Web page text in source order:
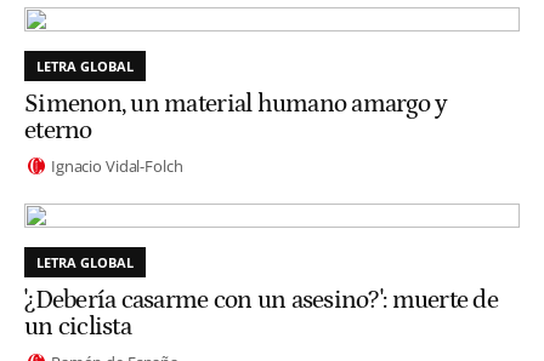
LETRA GLOBAL
Simenon, un material humano amargo y
eterno
Ignacio Vidal-Folch
LETRA GLOBAL
'¿Debería casarme con un asesino?': muerte de
un ciclista